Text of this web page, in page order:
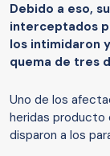
Debido a eso,
interceptados
los intimidaron
quema de tres
Uno de los
heridas producto
disparon a los